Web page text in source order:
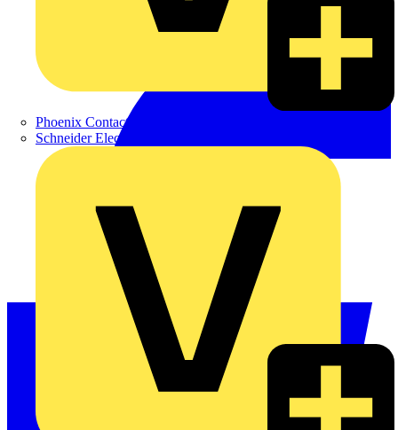
Phoenix Contact
Schneider Electric